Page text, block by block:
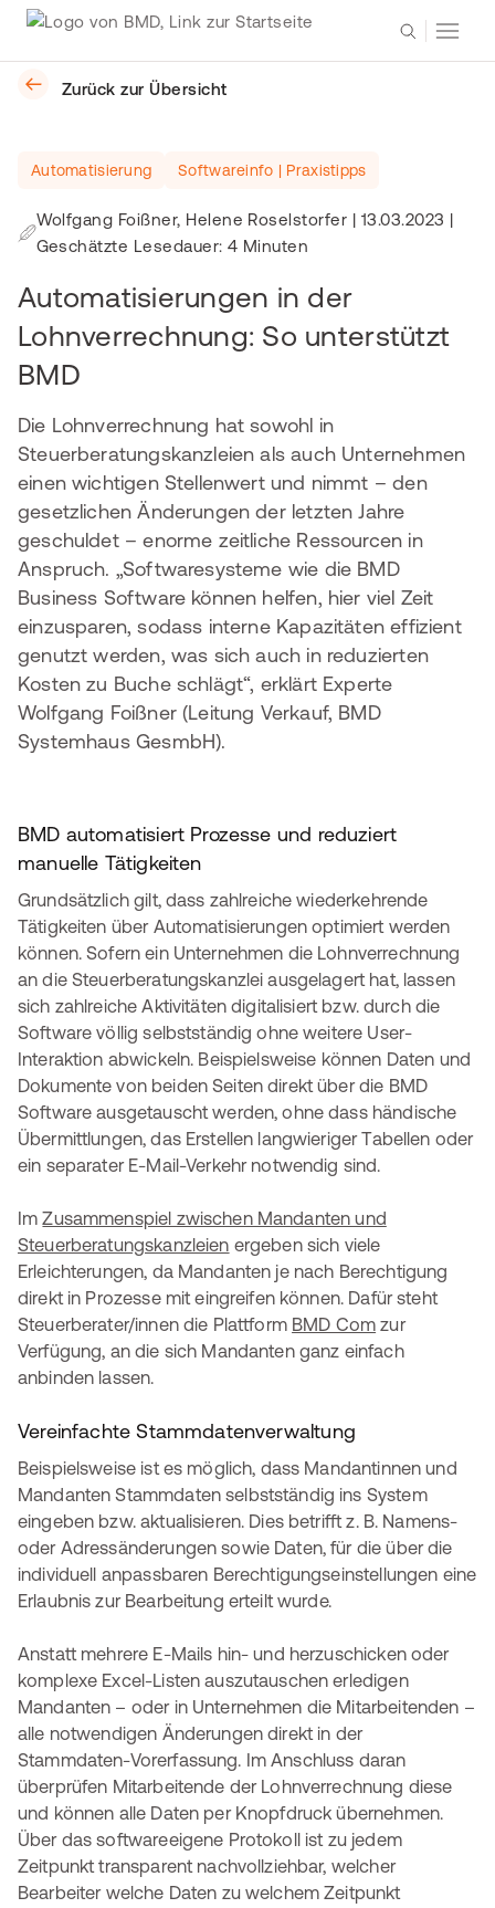
Zurück zur Übersicht
Automatisierung Softwareinfo | Praxistipps
Wolfgang Foißner, Helene Roselstorfer | 13.03.2023 |
Geschätzte Lesedauer: 4 Minuten
Automatisierungen in der
Lohnverrechnung: So unterstützt
BMD
Die Lohnverrechnung hat sowohl in
Steuerberatungskanzleien als auch Unternehmen
einen wichtigen Stellenwert und nimmt – den
gesetzlichen Änderungen der letzten Jahre
geschuldet – enorme zeitliche Ressourcen in
Anspruch. „Softwaresysteme wie die BMD
Business Software können helfen, hier viel Zeit
einzusparen, sodass interne Kapazitäten effizient
genutzt werden, was sich auch in reduzierten
Kosten zu Buche schlägt“, erklärt Experte
Wolfgang Foißner (Leitung Verkauf, BMD
Systemhaus GesmbH).
BMD automatisiert Prozesse und reduziert
manuelle Tätigkeiten
Grundsätzlich gilt, dass zahlreiche wiederkehrende
Tätigkeiten über Automatisierungen optimiert werden
können. Sofern ein Unternehmen die Lohnverrechnung
an die Steuerberatungskanzlei ausgelagert hat, lassen
sich zahlreiche Aktivitäten digitalisiert bzw. durch die
Software völlig selbstständig ohne weitere User-
Interaktion abwickeln. Beispielsweise können Daten und
Dokumente von beiden Seiten direkt über die BMD
Software ausgetauscht werden, ohne dass händische
Übermittlungen, das Erstellen langwieriger Tabellen oder
ein separater E-Mail-Verkehr notwendig sind.
ImZusammenspiel zwischen Mandanten und
Steuerberatungskanzleien ergeben sich viele
Erleichterungen, da Mandanten je nach Berechtigung
direkt in Prozesse mit eingreifen können. Dafür steht
Steuerberater/innen die Plattform BMD Com zur
Verfügung, an die sich Mandanten ganz einfach
anbinden lassen.
Vereinfachte Stammdatenverwaltung
Beispielsweise ist es möglich, dass Mandantinnen und
Mandanten Stammdaten selbstständig ins System
eingeben bzw. aktualisieren. Dies betrifft z. B. Namens-
oder Adressänderungen sowie Daten, für die über die
individuell anpassbaren Berechtigungseinstellungen eine
Erlaubnis zur Bearbeitung erteilt wurde.
Anstatt mehrere E-Mails hin- und herzuschicken oder
komplexe Excel-Listen auszutauschen erledigen
Mandanten – oder in Unternehmen die Mitarbeitenden –
alle notwendigen Änderungen direkt in der
Stammdaten-Vorerfassung. Im Anschluss daran
überprüfen Mitarbeitende der Lohnverrechnung diese
und können alle Daten per Knopfdruck übernehmen.
Über das softwareeigene Protokoll ist zu jedem
Zeitpunkt transparent nachvollziehbar, welcher
Bearbeiter welche Daten zu welchem Zeitpunkt